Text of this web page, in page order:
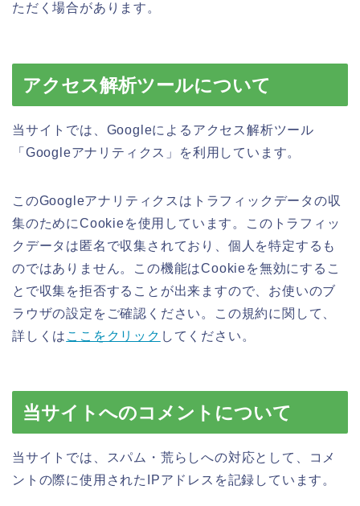
ただく場合があります。
アクセス解析ツールについて
当サイトでは、Googleによるアクセス解析ツール
「Googleアナリティクス」を利用しています。
このGoogleアナリティクスはトラフィックデータの収
集のためにCookieを使用しています。このトラフィッ
クデータは匿名で収集されており、個人を特定するも
のではありません。この機能はCookieを無効にするこ
とで収集を拒否することが出来ますので、お使いのブ
ラウザの設定をご確認ください。この規約に関して、
詳しくは ここをクリック してください。
当サイトへのコメントについて
当サイトでは、スパム・荒らしへの対応として、コメ
ントの際に使用されたIPアドレスを記録しています。